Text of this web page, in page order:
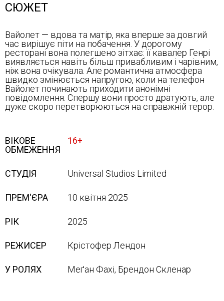
СЮЖЕТ
Вайолет — вдова та матір, яка вперше за довгий
час вирішує піти на побачення. У дорогому
ресторані вона полегшено зітхає: її кавалер Генрі
виявляється навіть більш привабливим і чарівним,
ніж вона очікувала. Але романтична атмосфера
швидко змінюється напругою, коли на телефон
Вайолет починають приходити анонімні
повідомлення. Спершу вони просто дратують, але
дуже скоро перетворюються на справжній терор.
ВІКОВЕ
ОБМЕЖЕННЯ
16+
СТУДІЯ Universal Studios Limited
ПРЕМ'ЄРА 10 квітня 2025
РІК 2025
РЕЖИСЕР Крістофер Лендон
У РОЛЯХ Меґан Фахі, Брендон Скленар